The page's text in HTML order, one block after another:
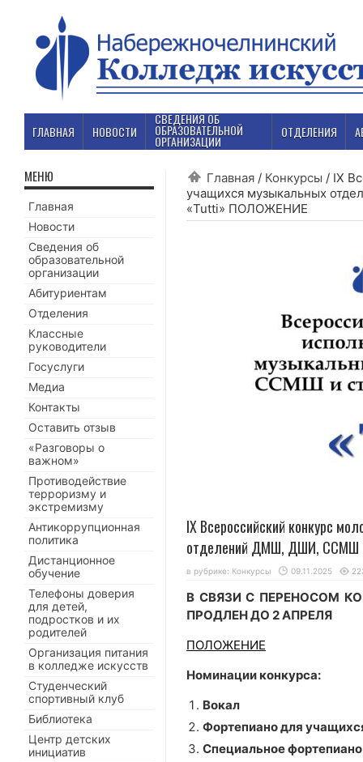
ГЛАВНАЯ НОВОСТИ
СВЕДЕНИЯ ОБ
ОБРАЗОВАТЕЛЬНОЙ
ОРГАНИЗАЦИИ
ОТДЕЛЕНИЯ
Главная / Конкурсы / IX
учащихся музыкальных
«Tutti» ПОЛОЖЕНИЕ
IX Всероссийский конкурс
отделений ДМШ, ДШИ, ССМШ
в рубрике: Конкурсы 09.11.2025
В СВЯЗИ С ПЕРЕНОСОМ
ПРОДЛЕН ДО 2 АПРЕЛЯ
ПОЛОЖЕНИЕ
Номинации конкурса:
Вокал
Фортепиано для
Специальное фортепиано
МЕНЮ
Главная
Новости
Сведения об
образовательной
организации
Абитуриентам
Отделения
Классные
руководители
Госуслуги
Медиа
Контакты
Оставить отзыв
«Разговоры о
важном»
Противодействие
терроризму и
экстремизму
Антикоррупционная
политика
Дистанционное
обучение
Телефоны доверия
для детей,
подростков и их
родителей
Организация питания
в колледже искусств
Студенческий
спортивный клуб
Библиотека
Центр детских
инициатив